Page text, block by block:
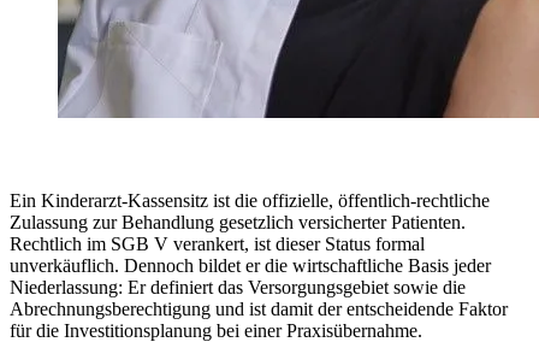
Ein Kinderarzt-Kassensitz ist die offizielle, öffentlich-rechtliche
Zulassung zur Behandlung gesetzlich versicherter Patienten.
Rechtlich im SGB V verankert, ist dieser Status formal
unverkäuflich. Dennoch bildet er die wirtschaftliche Basis jeder
Niederlassung: Er definiert das Versorgungsgebiet sowie die
Abrechnungsberechtigung und ist damit der entscheidende Faktor
für die Investitionsplanung bei einer Praxisübernahme.